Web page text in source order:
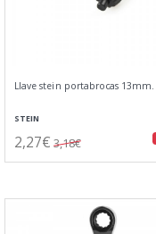
Llave stein portabrocas 13mm.
STEIN
2,27€ 3,18€